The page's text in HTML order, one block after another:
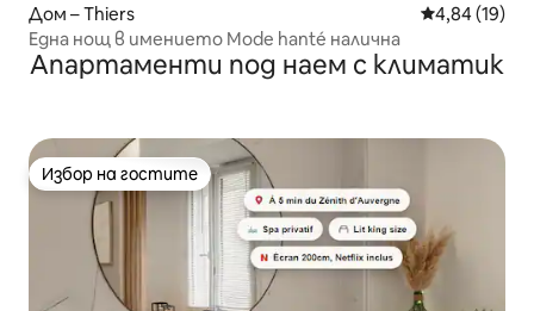
Дом – Thiers Средна
4,84 (19)
Една нощ в имението Mode hanté налична
Апартаменти под наем с климатик
Избор на гостите
Избор на гостите